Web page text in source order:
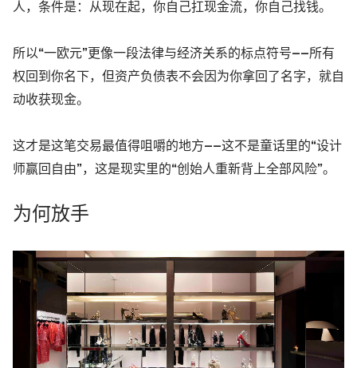
人，条件是：从现在起，你自己扛现金流，你自己找钱。
所以“一欧元”更像一段法律与经济关系的标点符号——所有
权回到你名下，但资产负债表不会因为你拿回了名字，就自
动收获现金。
这才是这笔交易最值得咀嚼的地方——这不是童话里的“设计
师赢回自由”，这是现实里的“创始人重新背上全部风险”。
为何放手